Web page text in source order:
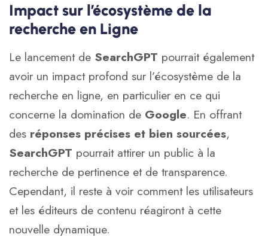
Impact sur l’écosystème de la
recherche en Ligne
Le lancement de SearchGPT pourrait également
avoir un impact profond sur l’écosystème de la
recherche en ligne, en particulier en ce qui
concerne la domination de Google. En offrant
des réponses précises et bien sourcées,
SearchGPT pourrait attirer un public à la
recherche de pertinence et de transparence.
Cependant, il reste à voir comment les utilisateurs
et les éditeurs de contenu réagiront à cette
nouvelle dynamique.